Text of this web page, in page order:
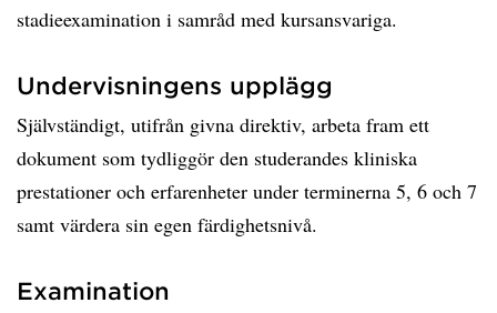
stadieexamination i samråd med kursansvariga.
Undervisningens upplägg
Självständigt, utifrån givna direktiv, arbeta fram ett
dokument som tydliggör den studerandes kliniska
prestationer och erfarenheter under terminerna 5, 6 och 7
samt värdera sin egen färdighetsnivå.
Examination